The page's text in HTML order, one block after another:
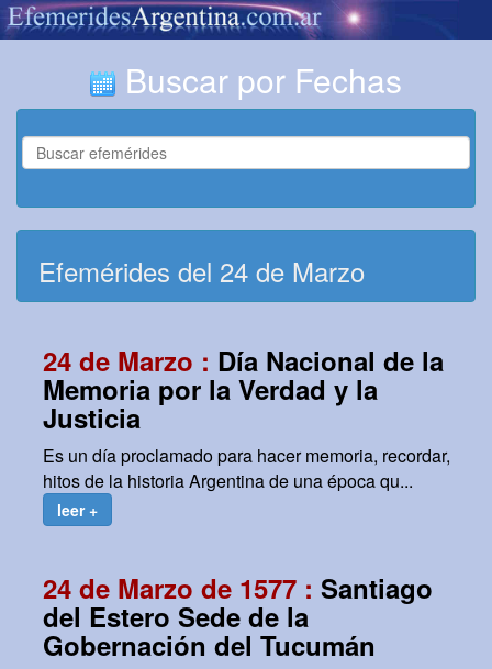
Buscar por Fechas
Efemérides del 24 de Marzo
24 de Marzo : Día Nacional de la
Memoria por la Verdad y la
Justicia
Es un día proclamado para hacer memoria, recordar,
hitos de la historia Argentina de una época qu...
leer +
24 de Marzo de 1577 : Santiago
del Estero Sede de la
Gobernación del Tucumán